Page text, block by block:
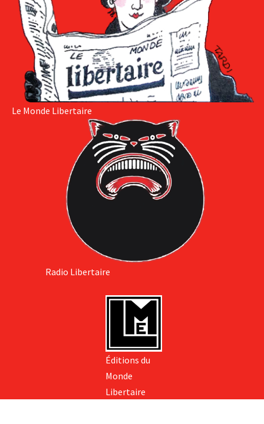
Le Monde Libertaire
Radio Libertaire
Éditions du
Monde
Libertaire